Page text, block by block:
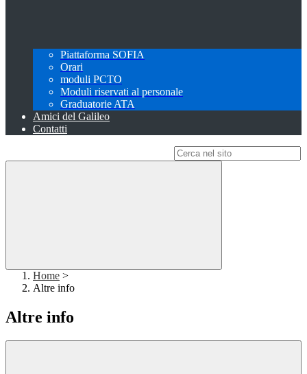
Piattaforma SOFIA
Orari
moduli PCTO
Moduli riservati al personale
Graduatorie ATA
Amici del Galileo
Contatti
Home >
Altre info
Altre info